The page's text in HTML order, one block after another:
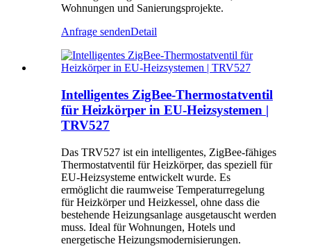
Wohnungen und Sanierungsprojekte.
Anfrage sendenDetail
Intelligentes ZigBee-Thermostatventil
für Heizkörper in EU-Heizsystemen |
TRV527
Das TRV527 ist ein intelligentes, ZigBee-fähiges
Thermostatventil für Heizkörper, das speziell für
EU-Heizsysteme entwickelt wurde. Es
ermöglicht die raumweise Temperaturregelung
für Heizkörper und Heizkessel, ohne dass die
bestehende Heizungsanlage ausgetauscht werden
muss. Ideal für Wohnungen, Hotels und
energetische Heizungsmodernisierungen.